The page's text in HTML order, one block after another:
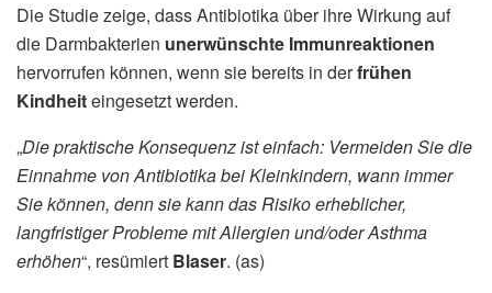
Die Studie zeige, dass Antibiotika über ihre Wirkung auf
die Darmbakterien unerwünschte Immunreaktionen
hervorrufen können, wenn sie bereits in derfrühen
Kindheiteingesetzt werden.
„Die praktische Konsequenz ist einfach: Vermeiden Sie die
Einnahme von Antibiotika bei Kleinkindern, wann immer
Sie können, denn sie kann das Risiko erheblicher,
langfristiger Probleme mit Allergien und/oder Asthma
erhöhen“, resümiert Blaser. (as)